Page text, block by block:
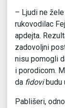
– Ljudi ne
rukovodilac
apdejta.
zadovoljni
nisu pomogli
i porodicom.
da fidovibudu
Pablišeri,